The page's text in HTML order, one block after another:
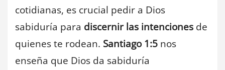
cotidianas, es crucial pedir a Dios
sabiduría para discernir las intenciones de
quienes te rodean. Santiago 1:5 nos
enseña que Dios da sabiduría